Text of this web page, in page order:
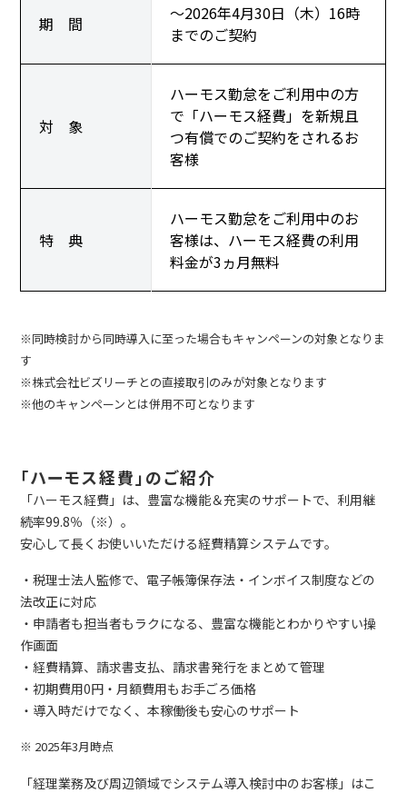
期 間
～2026年4月30日（木）16時
までのご契約
対 象
ハーモス勤怠をご利用中の方
で「ハーモス経費」を新規且
つ有償でのご契約をされるお
客様
特 典
ハーモス勤怠をご利用中のお
客様は、ハーモス経費の利用
料金が3ヵ月無料
※同時検討から同時導入に至った場合もキャンペーンの対象となりま
す
※株式会社ビズリーチとの直接取引のみが対象となります
※他のキャンペーンとは併用不可となります
「ハーモス経費」のご紹介
「ハーモス経費」は、豊富な機能＆充実のサポートで、利用継
続率99.8％（※）。
安心して長くお使いいただける経費精算システムです。
・税理士法人監修で、電子帳簿保存法・インボイス制度などの
法改正に対応
・申請者も担当者もラクになる、豊富な機能とわかりやすい操
作画面
・経費精算、請求書支払、請求書発行をまとめて管理
・初期費用0円・月額費用もお手ごろ価格
・導入時だけでなく、本稼働後も安心のサポート
※ 2025年3月時点
「経理業務及び周辺領域でシステム導入検討中のお客様」はこ